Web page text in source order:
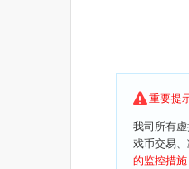
重要提
我司所有
戏币交易
的监控措